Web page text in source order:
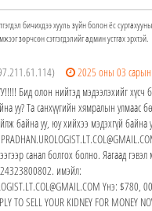
бичихдээ хууль зүйн болон ёс
зөрчсөн сэтгэгдэлийг админ устгах эрхтэй.
2025 оны 03
Бид олон нийтэд мэдээлэхийг хүсч
уу? Та санхүүгийн хямралын улмаас
байна уу, юу хийхээ мэдэхгүй байна
санал болгох болно. Яагаад
имэйл:
Yнэ: $780,
TO SELL YOUR KIDNEY FOR MONEY